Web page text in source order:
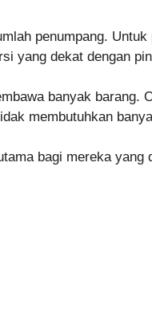
penumpang. Untuk
yang dekat dengan
banyak barang.
membutuhkan
bagi mereka yang